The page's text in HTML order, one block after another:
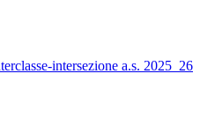
intersezione a.s. 2025_26